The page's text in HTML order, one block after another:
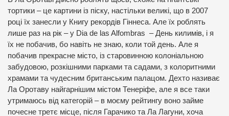
тортики – це картини із піску, настільки великі, що в 2007
році їх занесли у Книгу рекордів Гіннеса. Але їх роблять
лише раз на рік – у Dia de las Alfombras – День килимів, і я
їх не побачив, бо навіть не знаю, коли той день. Але я
побачив прекрасне місто, із старовинною колоніальною
забудовою, розкішними парками та садами, з колоритними
храмами та чудесним британським палацом. Дехто називає
Ла Оротаву найгарнішим містом Тенеріфе, але я все таки
утримаюсь від категорій – в моєму рейтингу воно займе
почесне третє місце, після Гарачико та Ла Лагуни, хоча